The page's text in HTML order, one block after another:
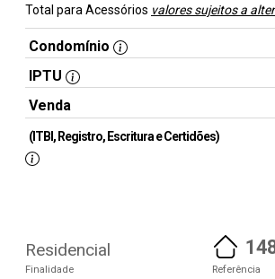
Total para Acessórios valores sujeitos a
Condomínio
IPTU
Venda
(ITBI, Registro, Escritura e Certidões)
Residencial
Finalidade Referência